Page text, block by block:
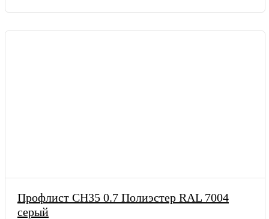
Профлист СН35 0.7 Полиэстер RAL 7004
серый